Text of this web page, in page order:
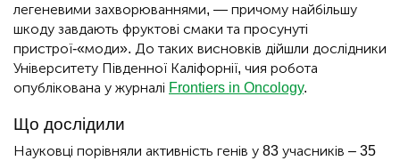
легеневими захворюваннями, — причому найбільшу
шкоду завдають фруктові смаки та просунуті
пристрої-«моди». До таких висновків дійшли дослідники
Університету Південної Каліфорнії, чия робота
опублікована у журналі Frontiers in Oncology.
Що дослідили
Науковці порівняли активність генів у 83 учасників – 35